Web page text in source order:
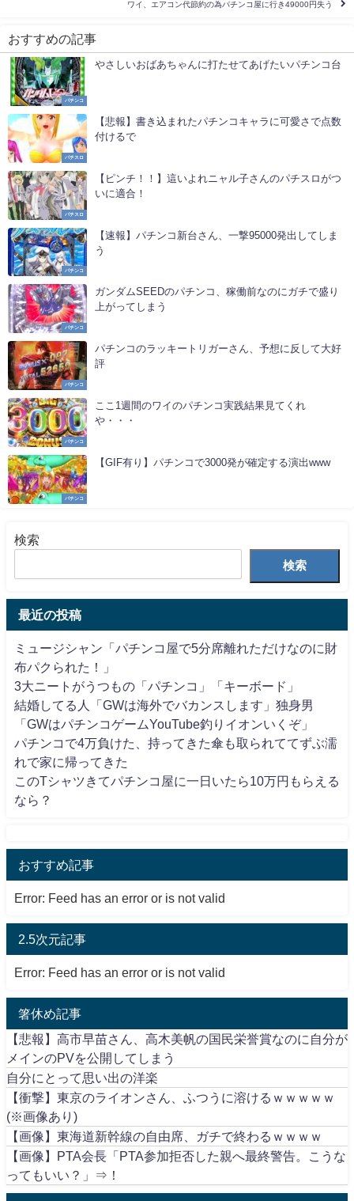
ワイ、エアコン代節約の為パチンコ屋に行き49000円失う
おすすめの記事
パチンコ
やさしいおばあちゃんに打たせてあげたいパチンコ台
パチスロ
【悲報】書き込まれたパチンコキャラに可愛さで点数
付けるで
パチスロ
【ピンチ！！】這いよれニャル子さんのパチスロがつ
いに適合！
パチンコ
【速報】パチンコ新台さん、一撃95000発出してしま
う
パチンコ
ガンダムSEEDのパチンコ、稼働前なのにガチで盛り
上がってしまう
パチンコ
パチンコのラッキートリガーさん、予想に反して大好
評
パチンコ
ここ1週間のワイのパチンコ実践結果見てくれ
や・・・
パチンコ
【GIF有り】パチンコで3000発が確定する演出www
検索
検索
最近の投稿
ミュージシャン「パチンコ屋で5分席離れただけなのに財
布パクられた！」
3大ニートがうつもの「パチンコ」「キーボード」
結婚してる人「GWは海外でバカンスします」独身男
「GWはパチンコゲームYouTube釣りイオンいくぞ」
パチンコで4万負けた、持ってきた傘も取られててずぶ濡
れで家に帰ってきた
このTシャツきてパチンコ屋に一日いたら10万円もらえる
なら？
おすすめ記事
Error: Feed has an error or is not valid
2.5次元記事
Error: Feed has an error or is not valid
箸休め記事
【悲報】高市早苗さん、高木美帆の国民栄誉賞なのに自分が
メインのPVを公開してしまう
自分にとって思い出の洋楽
【衝撃】東京のライオンさん、ふつうに溶けるｗｗｗｗｗ
(※画像あり)
【画像】東海道新幹線の自由席、ガチで終わるｗｗｗｗ
【画像】PTA会長「PTA参加拒否した親へ最終警告。こうな
ってもいい？」⇒！